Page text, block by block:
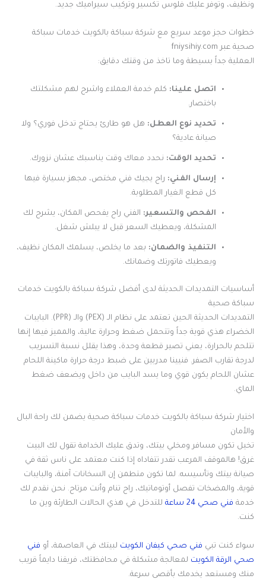
ونظيف، وتوفر عليك فلوس تكسير وتركيب سيراميك جديد.
خطوات حجز موعد سريع مع شركة سباكة بالكويت خدمات سباكة
صحية عبر fniysihiy.com
العملية جداً بسيطة وما تاخذ من وقتك دقايق:
اتصل علينا: كلم خدمة العملاء واشرح لهم مشكلتك
باختصار.
تحديد نوع العطل: هل هو طارئ يحتاج تدخل فوري؟ ولا
صيانة عادية؟
تحديد الوقت: نحدد معاك وقت يناسبك عشان نزورك.
إرسال الفني: راح يجيك فني مختص، مجهز بسيارة فيها
كل قطع الغيار المطلوبة.
الفحص والتسعير: الفني راح يفحص المكان، يشرح لك
المشكلة، ويعطيك السعر قبل لا يبلش شغل.
التنفيذ والضمان: بعد ما يخلص، يسلمك المكان نظيف،
ويعطيك فاتورتك وضمانك.
أساسيات التمديدات الحديثة لدى أفضل شركة سباكة بالكويت خدمات
سباكة صحية
التمديدات الحديثة الحين تعتمد على نظام الـ (PEX) والـ (PPR). البايبات
الخضراء هذي قوية جداً وتتحمل ضغط وحرارة عالية، والمميز فيها إنها
تتلحم بالحرارة، يعني تصير قطعة وحدة، وهذا يقلل نسبة التسريب
لدرجة تقارب الصفر. فنيينا مدربين على ضبط درجة حرارة ماكينة اللحام
عشان اللحام يكون قوي وما يسد البايب من داخل ويضعف ضغط
الماي.
اختيار شركة سباكة بالكويت خدمات سباكة صحية يضمن لك راحة البال
والأمان
تخيل تكون مسافر ومخلي بيتك، وتدق عليك الخدامة تقول لك البيت
غرق! هالموقف المرعب تقدر تتفاداه إذا كنت معتمد على ناس ثقة في
صيانة بيتك وتأسيسه. لما تكون متطمن إن السخانات آمنة، والبايبات
قوية، والمضخات تفصل أوتوماتيك، راح تنام وأنت مرتاح. نحن نقدم لك
خدمة فني صحي 24 ساعة
للتدخل في هذي الحالات الطارئة وين ما
كنت.
سواء كنت تبي فني صحي كيفان الكويت لبيتك في العاصمة، أو فني
صحي الرقة الكويت لمعالجة مشكلة في محافظتك، فريقنا دايماً قريب
منك ومستعد يخدمك بأقصى سرعة.